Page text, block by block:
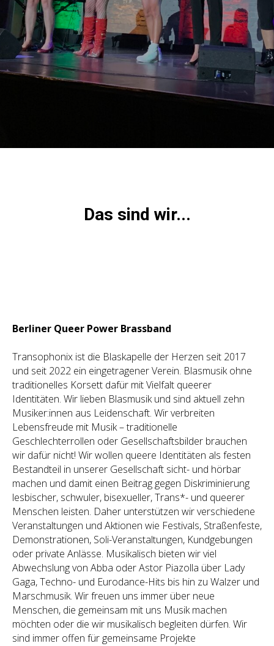
Das sind wir...
Berliner Queer Power Brassband
Transophonix ist die Blaskapelle der Herzen seit 2017
und seit 2022 ein eingetragener Verein. Blasmusik ohne
traditionelles Korsett dafür mit Vielfalt queerer
Identitäten. Wir lieben Blasmusik und sind aktuell zehn
Musiker:innen aus Leidenschaft. Wir verbreiten
Lebensfreude mit Musik – traditionelle
Geschlechterrollen oder Gesellschaftsbilder brauchen
wir dafür nicht! Wir wollen queere Identitäten als festen
Bestandteil in unserer Gesellschaft sicht- und hörbar
machen und damit einen Beitrag gegen Diskriminierung
lesbischer, schwuler, bisexueller, Trans*- und queerer
Menschen leisten. Daher unterstützen wir verschiedene
Veranstaltungen und Aktionen wie Festivals, Straßenfeste,
Demonstrationen, Soli-Veranstaltungen, Kundgebungen
oder private Anlässe. Musikalisch bieten wir viel
Abwechslung von Abba oder Astor Piazolla über Lady
Gaga, Techno- und Eurodance-Hits bis hin zu Walzer und
Marschmusik. Wir freuen uns immer über neue
Menschen, die gemeinsam mit uns Musik machen
möchten oder die wir musikalisch begleiten dürfen. Wir
sind immer offen für gemeinsame Projekte